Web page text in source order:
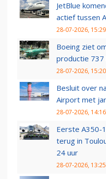
JetBlue
actief tussen
28-07-2026, 15:29
Boeing ziet
productie 737
28-07-2026, 15:20
Besluit over
Airport met
28-07-2026, 14:16
Eerste A350-
terug in
24 uur
28-07-2026, 13:25